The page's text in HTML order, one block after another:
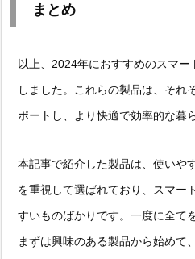
まとめ
以上、2024年におすすめのスマ
しました。これらの製品は、それ
ポートし、より快適で効率的な暮
本記事で紹介した製品は、使いや
を重視して選ばれており、スマー
すいものばかりです。一度に全て
まずは興味のある製品から始めて